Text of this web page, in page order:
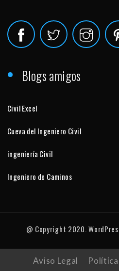
Blogs amigos
Civil Excel
Cueva del Ingeniero Civil
ingeniería Civil
Ingeniero de Caminos
@ Copyright 2020.
Aviso Legal